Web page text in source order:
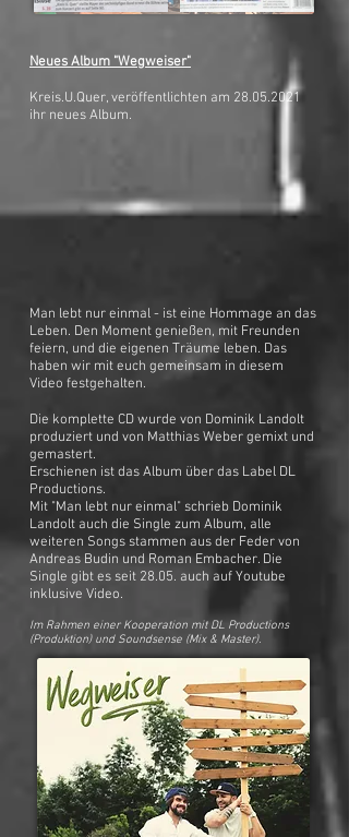
Neues Album "Wegweiser"
Kreis.U.Quer, veröffentlichten am 28.05.2021
ihr neues Album.
Man lebt nur einmal - ist eine Hommage an das
Leben. Den Moment genießen, mit Freunden
feiern, und die eigenen Träume leben. Das
haben wir mit euch gemeinsam in diesem
Video festgehalten.
Die komplette CD wurde von Dominik Landolt
produziert und von Matthias Weber gemixt und
gemastert.
Erschienen ist das Album über das Label DL
Productions.
Mit "Man lebt nur einmal" schrieb Dominik
Landolt auch die Single zum Album, alle
weiteren Songs stammen aus der Feder von
Andreas Budin und Roman Embacher. Die
Single gibt es seit 28.05. auch auf Youtube
inklusive Video.
Im Rahmen einer Kooperation mit DL Productions
(Produktion) und Soundsense (Mix & Master).